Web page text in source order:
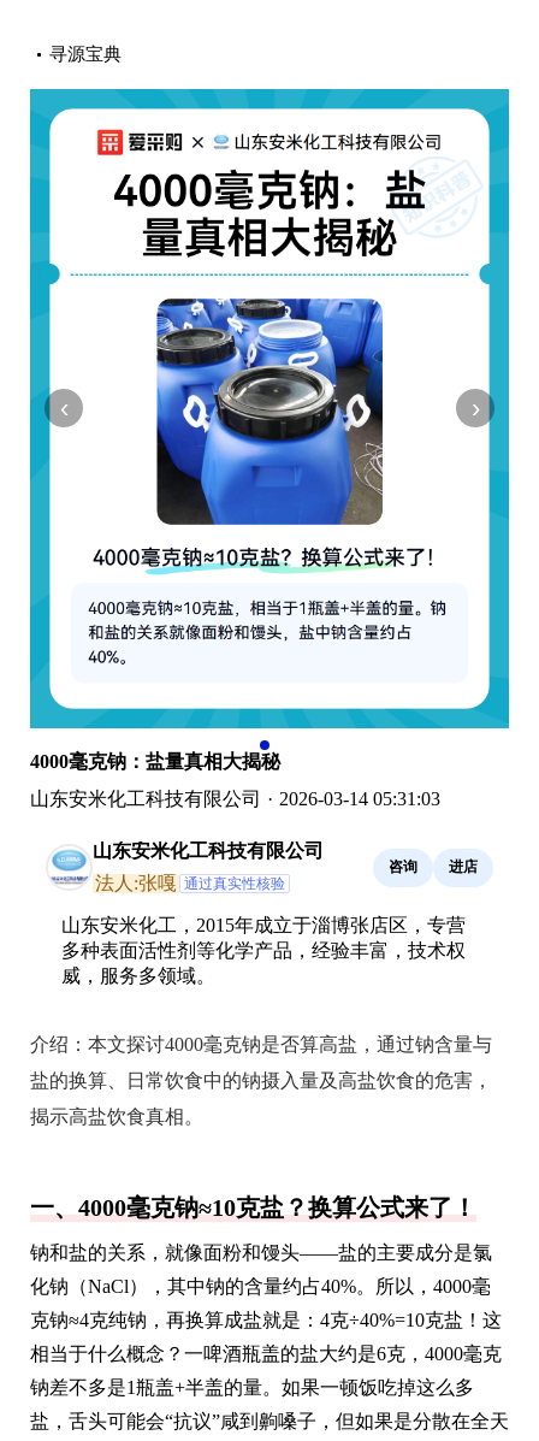
寻源宝典
‹ ›
4000毫克钠：盐量真相大揭秘
山东安米化工科技有限公司 · 2026-03-14 05:31:03
山东安米化工科技有限公司
法人:张嘎 通过真实性核验
咨询 进店
山东安米化工，2015年成立于淄博张店区，专营
多种表面活性剂等化学产品，经验丰富，技术权
威，服务多领域。
介绍： 本文探讨4000毫克钠是否算高盐，通过钠含量与
盐的换算、日常饮食中的钠摄入量及高盐饮食的危害，
揭示高盐饮食真相。
一、4000毫克钠≈10克盐？换算公式来了！
钠和盐的关系，就像面粉和馒头——盐的主要成分是氯
化钠（NaCl），其中钠的含量约占40%。所以，4000毫
克钠≈4克纯钠，再换算成盐就是：4克÷40%=10克盐！这
相当于什么概念？一啤酒瓶盖的盐大约是6克，4000毫克
钠差不多是1瓶盖+半盖的量。如果一顿饭吃掉这么多
盐，舌头可能会“抗议”咸到齁嗓子，但如果是分散在全天